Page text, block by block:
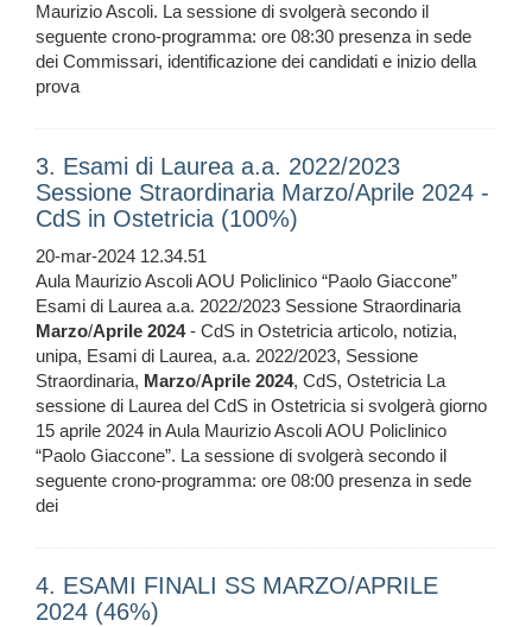
Maurizio Ascoli. La sessione di svolgerà secondo il
seguente crono-programma: ore 08:30 presenza in sede
dei Commissari, identificazione dei candidati e inizio della
prova
3. Esami di Laurea a.a. 2022/2023
Sessione Straordinaria Marzo/Aprile 2024 -
CdS in Ostetricia (100%)
20-mar-2024 12.34.51
Aula Maurizio Ascoli AOU Policlinico “Paolo Giaccone”
Esami di Laurea a.a. 2022/2023 Sessione Straordinaria
Marzo/Aprile 2024- CdS in Ostetricia articolo, notizia,
unipa, Esami di Laurea, a.a. 2022/2023, Sessione
Straordinaria, Marzo/Aprile 2024, CdS, Ostetricia La
sessione di Laurea del CdS in Ostetricia si svolgerà giorno
15 aprile 2024 in Aula Maurizio Ascoli AOU Policlinico
“Paolo Giaccone”. La sessione di svolgerà secondo il
seguente crono-programma: ore 08:00 presenza in sede
dei
4. ESAMI FINALI SS MARZO/APRILE
2024 (46%)